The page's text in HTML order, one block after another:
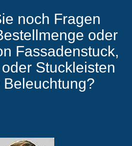
noch Fragen
oder
Fassadenstuck,
Stuckleisten
Beleuchtung?